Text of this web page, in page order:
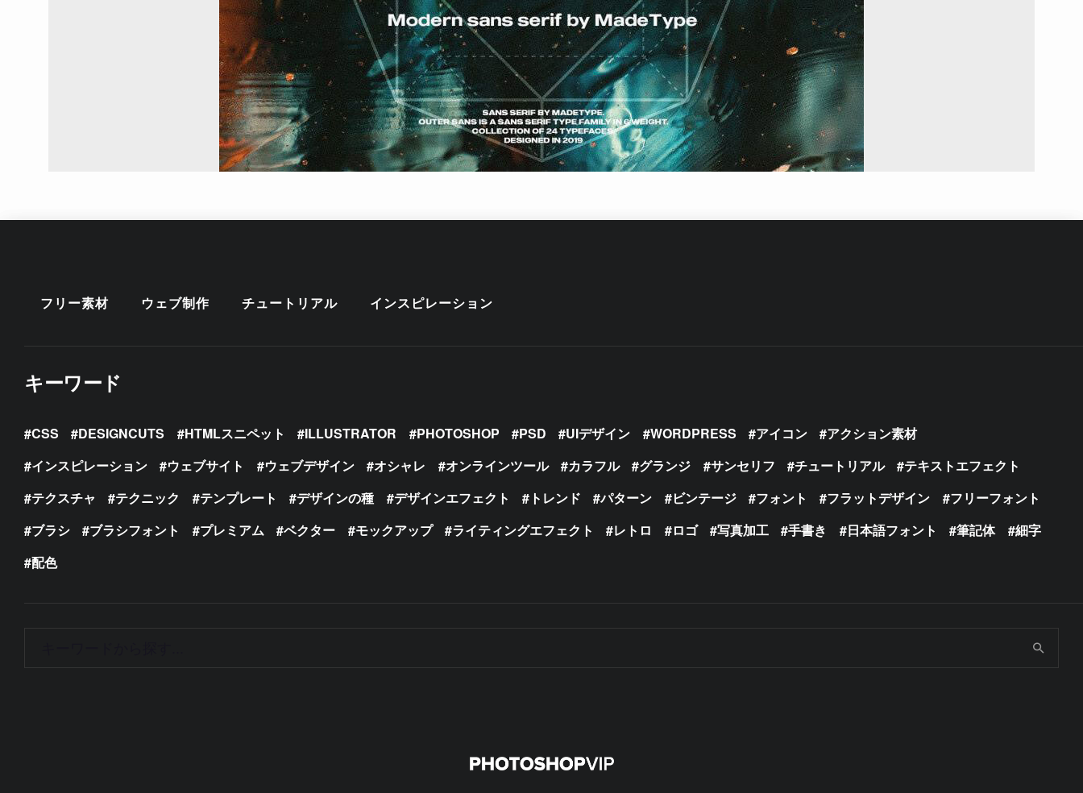
フリー素材 ウェブ制作 チュートリアル インスピレーション
キーワード
CSS DESIGNCUTS HTMLスニペット ILLUSTRATOR PHOTOSHOP PSD UIデザイン WORDPRESS アイコン
アクション素材
インスピレーション
ウェブサイト ウェブデザイン オシャレ オンラインツール カラフル グランジ サンセリフ チュートリアル
テキストエフェクト
テクスチャ
テクニック テンプレート デザインの種 デザインエフェクト トレンド パターン ビンテージ フォント フラットデザイン
フリーフォント
ブラシ
ブラシフォント プレミアム ベクター モックアップ ライティングエフェクト レトロ ロゴ 写真加工 手書き 日本語フォント 筆記体
細字
配色